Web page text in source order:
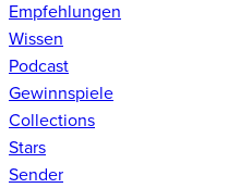
Empfehlungen
Wissen
Podcast
Gewinnspiele
Collections
Stars
Sender